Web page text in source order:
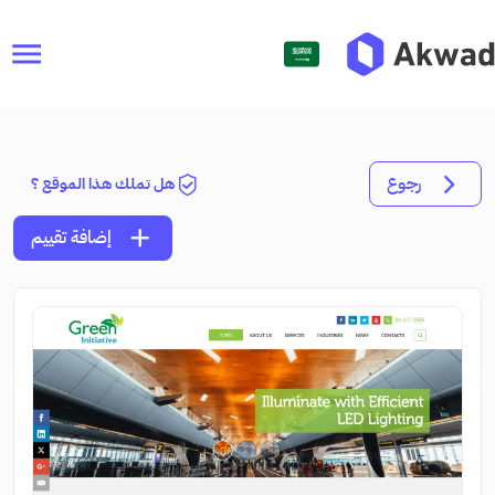
menu
رجوع هل تملك هذا الموقع ؟
add إضافة تقييم